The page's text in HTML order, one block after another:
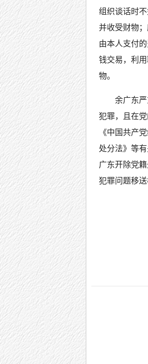
组织谈话时
并收受财物
由本人支付
钱交易，利
物。
余广东
犯罪，且在
《中国共产
处分法》等
广东开除党
犯罪问题移